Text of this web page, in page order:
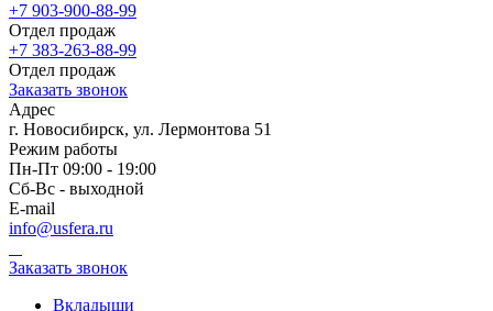
+7 903-900-88-99
Отдел продаж
+7 383-263-88-99
Отдел продаж
Заказать звонок
Адрес
г. Новосибирск, ул. Лермонтова 51
Режим работы
Пн-Пт 09:00 - 19:00
Сб-Вс - выходной
E-mail
info@usfera.ru
Заказать звонок
Вкладыши